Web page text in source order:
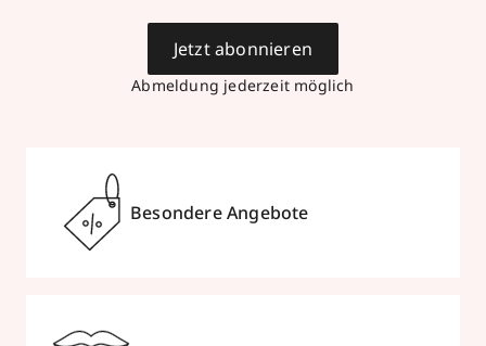
Abmeldung jederzeit möglich
Jetzt abonnieren
Besondere Angebote